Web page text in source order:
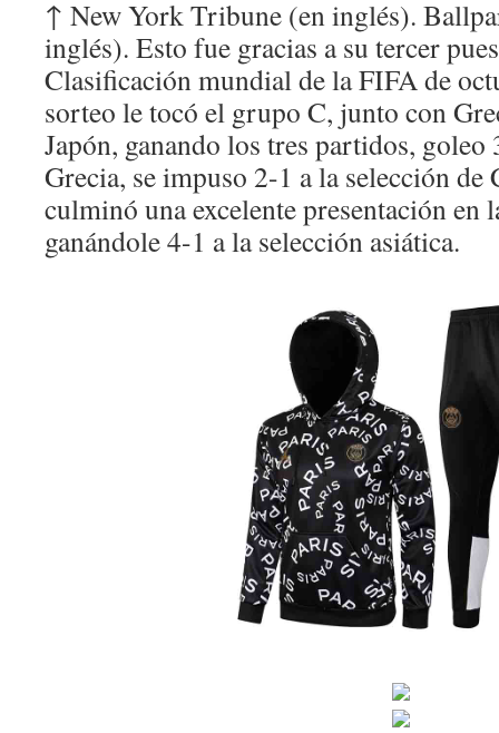
↑ New York Tribune (en inglés).
inglés). Esto fue gracias a su tercer
Clasificación mundial de la FIFA de
sorteo le tocó el grupo C, junto con
Japón, ganando los tres partidos, goleo
Grecia, se impuso 2-1 a la selección
culminó una excelente presentación en
ganándole 4-1 a la selección asiática.